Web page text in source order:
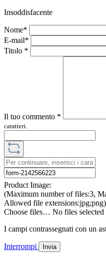
Insoddisfacente
Nome*
E-mail*
Titolo *
Il tuo commento *
caratteri.
Product Image:
(Maximum number of files:3,
Allowed file extensions:jpg;png)
Choose files… No files selected
I campi contrassegnati con un
Interrompi Invia